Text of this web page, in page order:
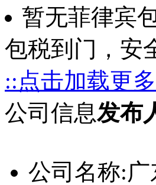
暂无菲律宾
包税到门，安
::点击加载更
公司信息发布
公司名称: